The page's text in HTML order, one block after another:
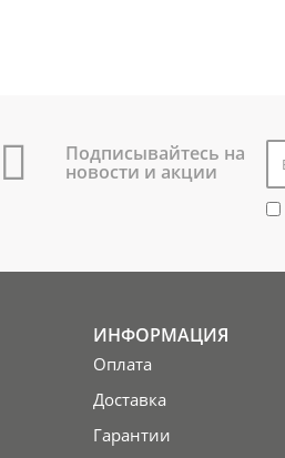
Подписывайтесь на
новости и акции
ИНФОРМАЦИЯ
Оплата
Доставка
Гарантии